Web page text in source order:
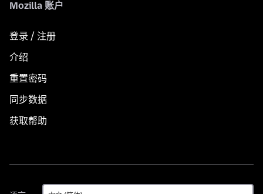
Mozilla 账户
登录 / 注册
介绍
重置密码
同步数据
获取帮助
语